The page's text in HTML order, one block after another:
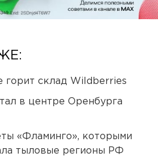
горит склад Wildberries
в центре Оренбурга
«Фламинго», которыми
тыловые регионы РФ